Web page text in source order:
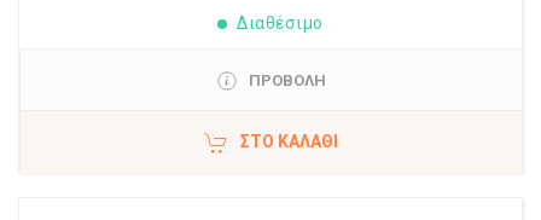
Διαθέσιμο
ΠΡΟΒΟΛΗ
ΣΤΟ ΚΑΛΆΘΙ